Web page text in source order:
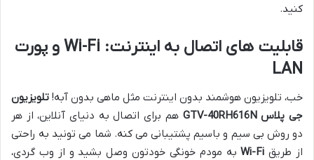
کنید.
قابلیت های اتصال به اینترنت: Wi-Fi و پورت
LAN
خب، تلویزیون هوشمند بدون اینترنت مثل ماهی بدون آبه! تلویزیون
جی پلاس GTV-40RH616N
هم برای اتصال به دنیای آنلاین، از هر
دو روش بی سیم و باسیم پشتیبانی می کنه. شما می تونید به راحتی
از طریق Wi-Fiبه مودم خونگی خودتون وصل بشید و از وب گردی،